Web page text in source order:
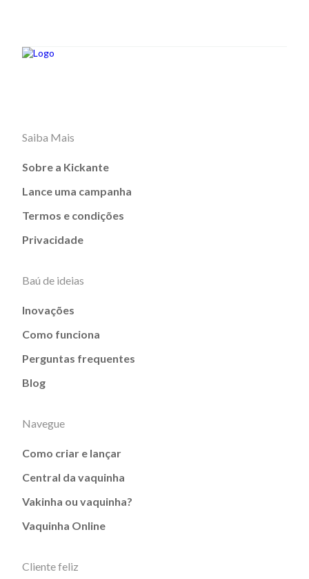
Saiba Mais
Sobre a Kickante
Lance uma campanha
Termos e condições
Privacidade
Baú de ideias
Inovações
Como funciona
Perguntas frequentes
Blog
Navegue
Como criar e lançar
Central da vaquinha
Vakinha ou vaquinha?
Vaquinha Online
Cliente feliz